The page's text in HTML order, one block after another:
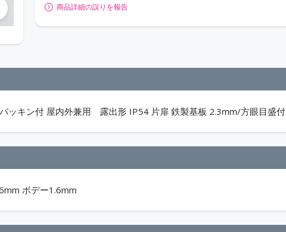
商品詳細の誤りを報告
ッキン付 屋内外兼用 露出形 IP54 片扉 鉄製基板 2.3mm/方眼目盛付
ボデー1.6mm